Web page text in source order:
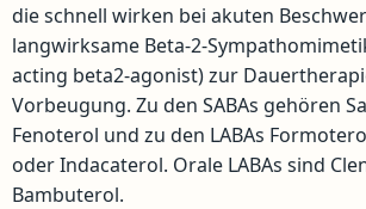
die schnell wirken bei akuten
langwirksame Beta-2-
acting beta2-agonist) zur
Vorbeugung. Zu den SABAs gehören
Fenoterol und zu den LABAs
oder Indacaterol. Orale LABAs sind
Bambuterol.